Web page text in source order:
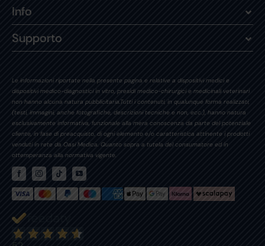
Info
Supporto
Le informazioni riportate nella presente pagina e relative a dispositivi medici e
dispositivi medico-diagnostici in vitro, presidi medico-chirurgici e medicinali veterinari
non hanno alcuna natura pubblicitaria.Tutti i contenuti, in qualunque forma realizzati,
(testi, immagini, anche fotografiche, descrizioni tecniche e non, ecc.), hanno natura
esclusivamente informativa, funzionale alla mera conoscenza da parte del potenziale
cliente, in fase di preacquisto, di ogni elemento e/o caratteristica attinente i prodotti
venduti in rete da Oasi Medica. Quanto sopra a tutela del consumatore ed in
ottemperanza alla normativa vigente.